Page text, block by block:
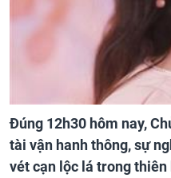
Đúng 12h30 hôm nay,
tài vận hanh thông, sự
vét cạn lộc lá trong thiên